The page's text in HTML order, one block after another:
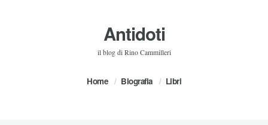
Antidoti
il blog di Rino Cammilleri
Home Biografia Libri